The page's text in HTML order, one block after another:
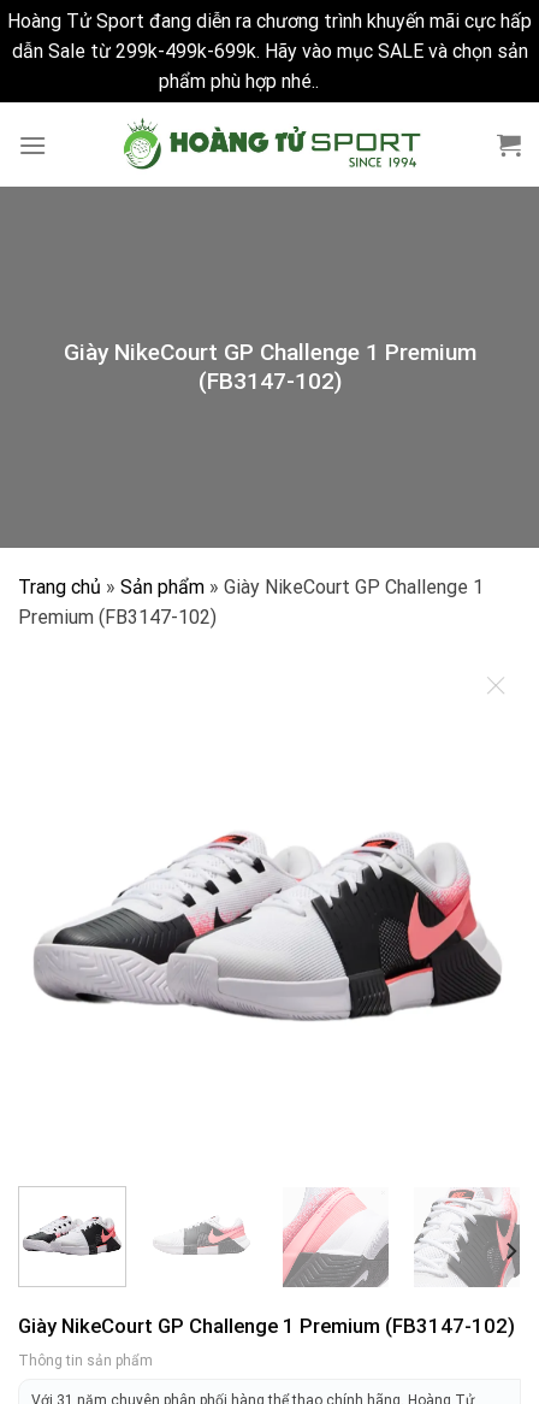
Hoàng Tử Sport đang diễn ra chương trình khuyến mãi cực hấp
dẫn Sale từ 299k-499k-699k. Hãy vào mục SALE và chọn sản
phẩm phù hợp nhé..
Giày NikeCourt GP Challenge 1 Premium
(FB3147-102)
Trang chủ » Sản phẩm » Giày NikeCourt GP Challenge 1
Premium (FB3147-102)
Giày NikeCourt GP Challenge 1 Premium (FB3147-102)
Thông tin sản phẩm
Với 31 năm chuyên phân phối hàng thể thao chính hãng. Hoàng Tử